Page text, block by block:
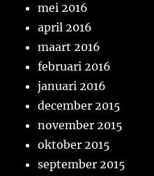
mei 2016
april 2016
maart 2016
februari 2016
januari 2016
december 2015
november 2015
oktober 2015
september 2015